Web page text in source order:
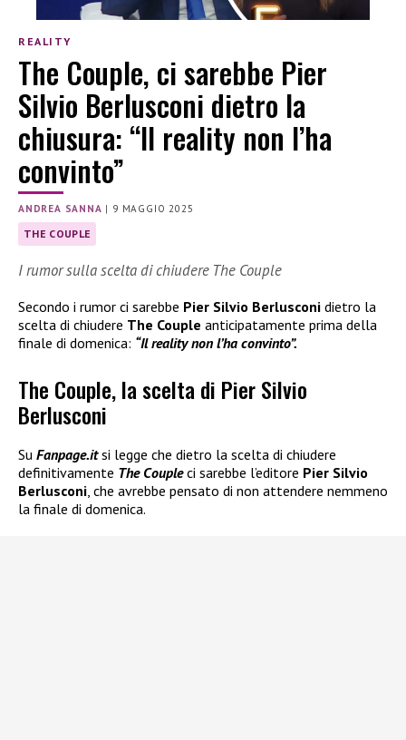
REALITY
The Couple, ci sarebbe Pier
Silvio Berlusconi dietro la
chiusura: “Il reality non l’ha
convinto”
ANDREA SANNA | 9 MAGGIO 2025
THE COUPLE
I rumor sulla scelta di chiudere The Couple
Secondo i rumor ci sarebbe Pier Silvio Berlusconi dietro la
scelta di chiudere The Couple anticipatamente prima della
finale di domenica: “Il reality non l’ha convinto”.
The Couple, la scelta di Pier Silvio
Berlusconi
Su Fanpage.itsi legge che dietro la scelta di chiudere
definitivamente The Coupleci sarebbe l’editore Pier Silvio
Berlusconi , che avrebbe pensato di non attendere nemmeno
la finale di domenica.